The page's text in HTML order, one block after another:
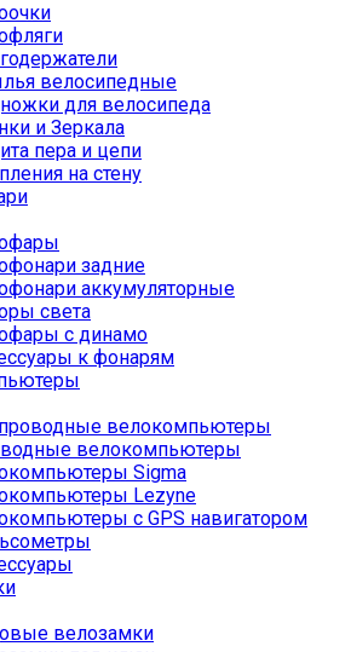
велосипедные
для велосипеда
и Зеркала
пера и цепи
на стену
задние
аккумуляторные
света
с динамо
к фонарям
велокомпьютеры
велокомпьютеры
Sigma
Lezyne
с GPS навигатором
велозамки